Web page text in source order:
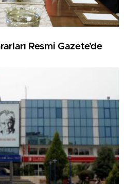
Resmi Gazete’de